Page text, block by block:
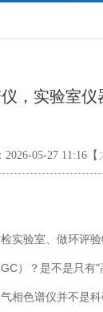
，实验室仪
05-27 11:16【
验室、做环评验
）？是不是只
相色谱仪并不是